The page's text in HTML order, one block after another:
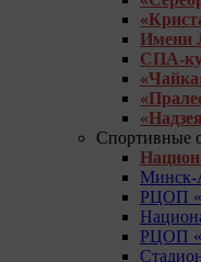
Имени
СПА-
Спортивные
Минск-
РЦОП
РЦОП